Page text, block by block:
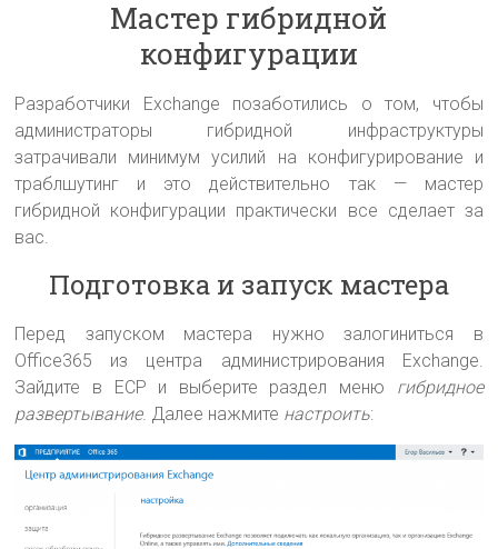
Мастер гибридной
конфигурации
Разработчики Exchange позаботились о том, чтобы
администраторы гибридной инфраструктуры
затрачивали минимум усилий на конфигурирование и
траблшутинг и это действительно так — мастер
гибридной конфигурации практически все сделает за
вас.
Подготовка и запуск мастера
Перед запуском мастера нужно залогиниться в
Office365 из центра администрирования Exchange.
Зайдите в ECP и выберите раздел меню гибридное
развертывание. Далее нажмите настроить: